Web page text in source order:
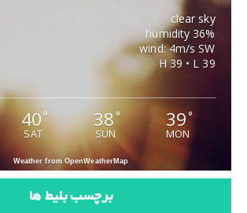
clear sky
36% humidity
wind: 4m/s SW
H 39 • L 39
40°
SAT
38 °
SUN
39°
MON
Weather from OpenWeatherMap
برچسب بلیط ها